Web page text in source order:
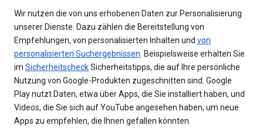
Wir nutzen die von uns erhobenen Daten zur Personalisierung
unserer Dienste. Dazu zählen die Bereitstellung von
Empfehlungen, von personalisierten Inhalten und von
personalisierten Suchergebnissen . Beispielsweise erhalten Sie
im SicherheitscheckSicherheitstipps, die auf Ihre persönliche
Nutzung von Google-Produkten zugeschnitten sind. Google
Play nutzt Daten, etwa über Apps, die Sie installiert haben, und
Videos, die Sie sich auf YouTube angesehen haben, um neue
Apps zu empfehlen, die Ihnen gefallen könnten.